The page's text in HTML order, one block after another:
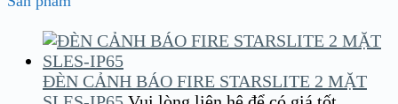
ĐÈN CẢNH BÁO FIRE STARSLITE 2 MẶT